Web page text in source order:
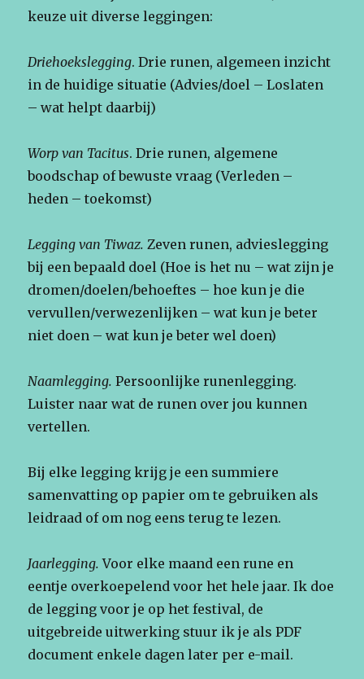
keuze uit diverse leggingen:
Driehoekslegging. Drie runen, algemeen inzicht
in de huidige situatie (Advies/doel – Loslaten
– wat helpt daarbij)
Worp van Tacitus. Drie runen, algemene
boodschap of bewuste vraag (Verleden –
heden – toekomst)
Legging van Tiwaz. Zeven runen, advieslegging
bij een bepaald doel (Hoe is het nu – wat zijn je
dromen/doelen/behoeftes – hoe kun je die
vervullen/verwezenlijken – wat kun je beter
niet doen – wat kun je beter wel doen)
Naamlegging. Persoonlijke runenlegging.
Luister naar wat de runen over jou kunnen
vertellen.
Bij elke legging krijg je een summiere
samenvatting op papier om te gebruiken als
leidraad of om nog eens terug te lezen.
Jaarlegging. Voor elke maand een rune en
eentje overkoepelend voor het hele jaar. Ik doe
de legging voor je op het festival, de
uitgebreide uitwerking stuur ik je als PDF
document enkele dagen later per e-mail.